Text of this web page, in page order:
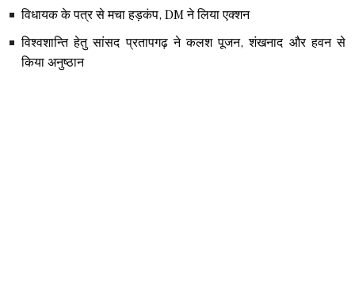
विधायक के पत्र से मचा हड़कंप, DM ने लिया एक्शन
विश्वशान्ति हेतु सांसद प्रतापगढ़ ने कलश पूजन, शंखनाद और हवन से
किया अनुष्ठान